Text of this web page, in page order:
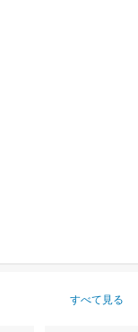
すべて見る